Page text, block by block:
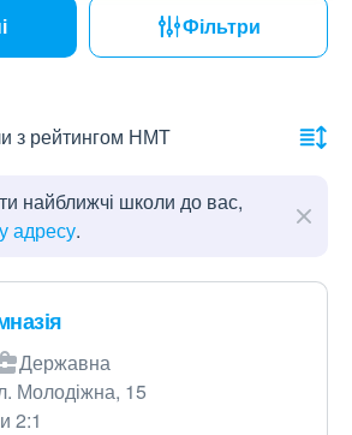
Фільтри
з рейтингом НМТ
найближчі школи до вас,
адресу.
Державна
Молодіжна, 15
2:1